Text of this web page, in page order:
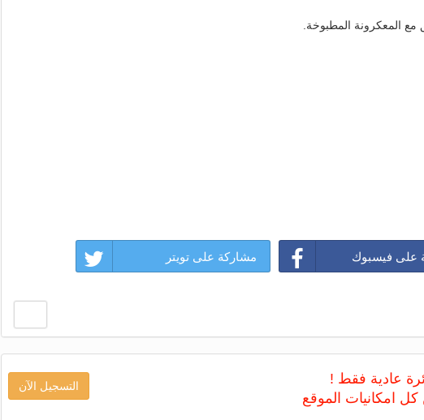
مع المعكرونة المطبوخة.
على فيسبوك مشاركة على تويتر
عادية فقط !
امكانيات الموقع
التسجيل الآن